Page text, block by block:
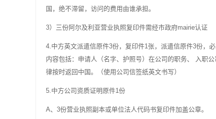
国，绝不滞留，访问的费用由谁承担。
3）三份阿尔及利亚营业执照复印件需经市政府mairie认证
4.中方英文派遣信原件3份，复印件1张，派遣信原件3份，
内容包括：申请人（名字、护照号）在公司的职务、 入职
律按时返回中国。（使用公司信签纸英文书写）
5.中方公司资质证明原件1份
A、3份营业执照副本或单位法人代码书复印件加盖公章。